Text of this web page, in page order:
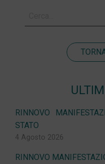
RINNOVO
STATO
4 Agosto 2026
RINNOVO